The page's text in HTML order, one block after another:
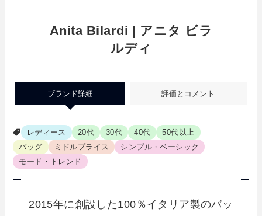
Anita Bilardi | アニタ ビラ
ルディ
ブランド詳細 評価とコメント
レディース 20代 30代 40代
50代以上
バッグ
ミドルプライス
シンプル・ベーシック
モード・トレンド
2015年に創設した100％イタリア製のバッ